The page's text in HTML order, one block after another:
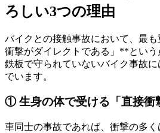
ろしい3つの理由
バイクとの接触事故において、最
衝撃がダイレクトである」**とい
鉄板で守られていないバイク事故
でいます。
① 生身の体で受ける「直接衝
車同士の事故であれば、衝撃の多